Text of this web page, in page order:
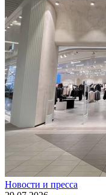
Новости и пресса